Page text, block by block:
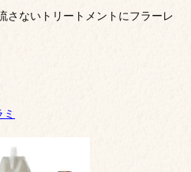
さないトリートメントにフラーレ